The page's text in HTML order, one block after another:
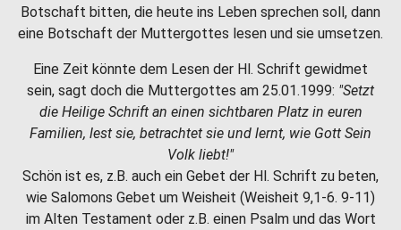
Botschaft bitten, die heute ins Leben sprechen soll, dann
eine Botschaft der Muttergottes lesen und sie umsetzen.
Eine Zeit könnte dem Lesen der Hl. Schrift gewidmet
sein, sagt doch die Muttergottes am 25.01.1999: "Setzt
die Heilige Schrift an einen sichtbaren Platz in euren
Familien, lest sie, betrachtet sie und lernt, wie Gott Sein
Volk liebt!"
Schön ist es, z.B. auch ein Gebet der Hl. Schrift zu beten,
wie Salomons Gebet um Weisheit (Weisheit 9,1-6. 9-11)
im Alten Testament oder z.B. einen Psalm und das Wort